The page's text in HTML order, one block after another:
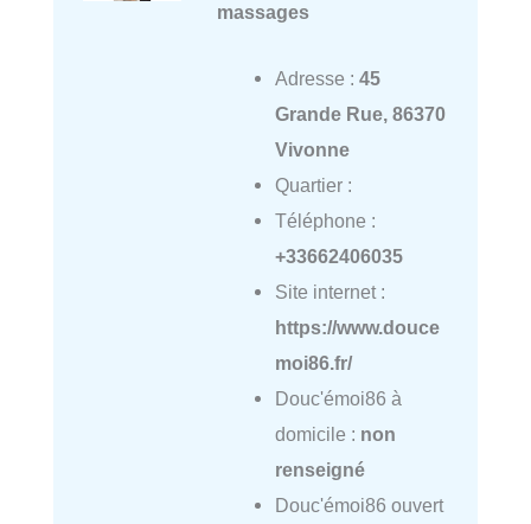
massages
Adresse : 45
Grande Rue, 86370
Vivonne
Quartier :
Téléphone :
+33662406035
Site internet :
https://www.douce
moi86.fr/
Douc'émoi86 à
domicile : non
renseigné
Douc'émoi86 ouvert